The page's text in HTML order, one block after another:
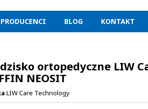
PRODUCENCI BLOG KONTAKT
ortopedyczne LIW
NEOSIT
LIW Care Technology